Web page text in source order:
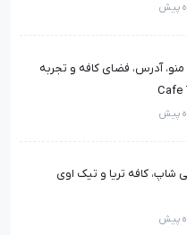
آدرس، فضای کافه و تجربه
شاپ، کافه تریا و تیک اوی